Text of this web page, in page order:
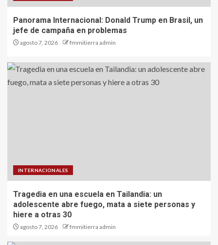
Panorama Internacional: Donald Trump en Brasil, un
jefe de campaña en problemas
agosto 7, 2026 fmmitierra admin
INTERNACIONALES
Tragedia en una escuela en Tailandia: un
adolescente abre fuego, mata a siete personas y
hiere a otras 30
agosto 7, 2026 fmmitierra admin